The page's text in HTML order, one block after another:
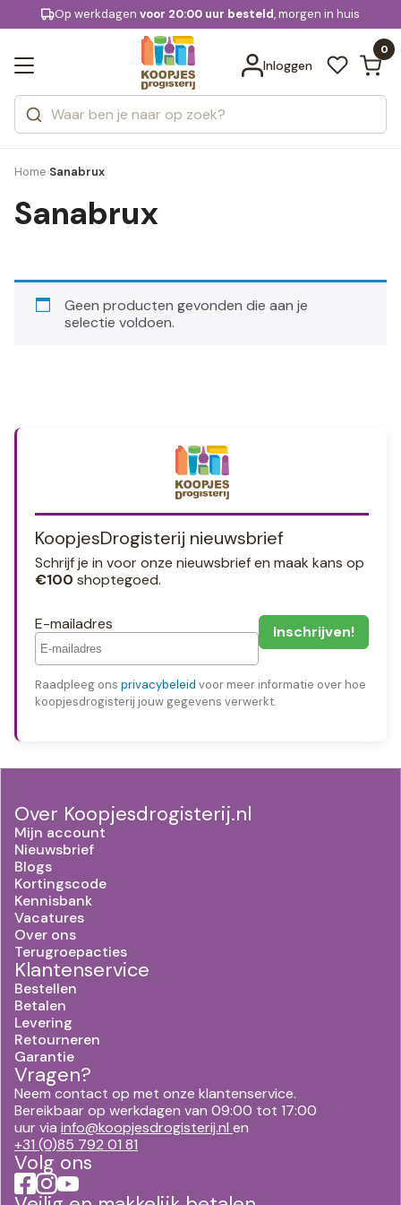
KD.
extra
Op werkdagenvoor 20:00 uur besteld, morgen in huis
Gratis bezorgingvanaf € 74,95
Inloggen
0
Zoeken
Categorieën
Merken
Bekijk alle resultaten
Home›Sanabrux
Sanabrux
Geen producten gevonden die aan je
selectie voldoen.
KoopjesDrogisterij nieuwsbrief
Schrijf je in voor onze nieuwsbrief en maak kans op
€100 shoptegoed.
E-mailadres
Raadpleeg ons privacybeleid voor meer informatie over hoe
koopjesdrogisterij jouw gegevens verwerkt.
Over Koopjesdrogisterij.nl
Mijn account
Nieuwsbrief
Blogs
Kortingscode
Kennisbank
Vacatures
Over ons
Terugroepacties
Klantenservice
Bestellen
Betalen
Levering
Retourneren
Garantie
Vragen?
Neem contact op met onze klantenservice.
Bereikbaar op werkdagen van 09:00 tot 17:00
uur via info@koopjesdrogisterij.nl en
+31 (0)85 792 01 81
Volg ons